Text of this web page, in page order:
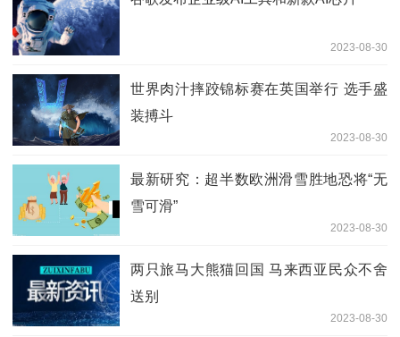
2023-08-30
世界肉汁摔跤锦标赛在英国举行 选手盛
装搏斗
2023-08-30
最新研究：超半数欧洲滑雪胜地恐将“无
雪可滑”
2023-08-30
两只旅马大熊猫回国 马来西亚民众不舍
送别
2023-08-30